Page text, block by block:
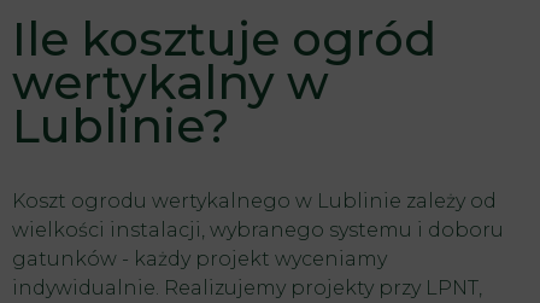
Ile kosztuje ogród
wertykalny w
Lublinie?
Koszt ogrodu wertykalnego w Lublinie zależy od
wielkości instalacji, wybranego systemu i doboru
gatunków - każdy projekt wyceniamy
indywidualnie. Realizujemy projekty przy LPNT,